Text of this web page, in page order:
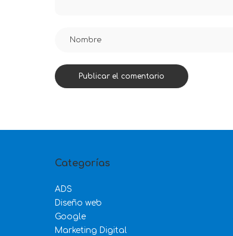
Categorías
ADS
Diseño web
Google
Marketing Digital